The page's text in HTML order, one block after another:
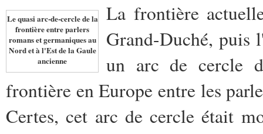
Le quasi arc-de-cercle de la
frontière entre parlers
romans et germaniques au
Nord et à l'Est de la Gaule
ancienne
La frontière
Grand-Duché, puis
un arc de cercle
frontière en Europe entre les
Certes, cet arc de cercle était